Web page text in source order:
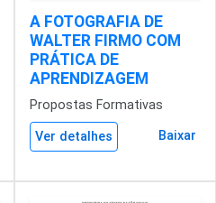
A FOTOGRAFIA DE
WALTER FIRMO COM
PRÁTICA DE
APRENDIZAGEM
Propostas Formativas
Ver detalhes Baixar